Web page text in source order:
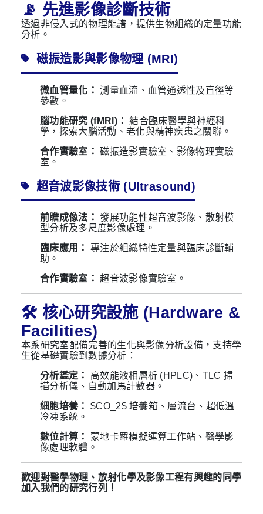
📡 先進影像診斷技術
透過非侵入式的物理能譜，提供生物組織的定量功能
分析。
磁振造影與影像物理 (MRI)
微血管量化： 測量血流、血管通透性及直徑等
參數。
腦功能研究 (fMRI)： 結合臨床醫學與神經科
學，探索大腦活動、老化與精神疾患之關聯。
合作實驗室： 磁振造影實驗室、影像物理實驗
室。
超音波影像技術 (Ultrasound)
前瞻成像法： 發展功能性超音波影像、散射模
型分析及多尺度影像處理。
臨床應用：
專注於組織特性定量與臨床診斷輔
助。
合作實驗室： 超音波影像實驗室。
🛠️ 核心研究設施 (Hardware &
Facilities)
本系研究室配備完善的生化與影像分析設備，支持學
生從基礎實驗到數據分析：
分析鑑定：
高效能液相層析 (HPLC)、TLC 掃
描分析儀、自動加馬計數器。
細胞培養：
$CO_2$ 培養箱、層流台、超低溫
冷凍系統。
數位計算：
蒙地卡羅模擬運算工作站、醫學影
像處理軟體。
歡迎對醫學物理、放射化學及影像工程有興趣的同學
加入我們的研究行列！